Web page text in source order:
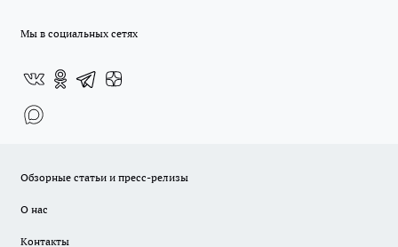
Мы в социальных сетях
Обзорные статьи и пресс-релизы
О нас
Контакты